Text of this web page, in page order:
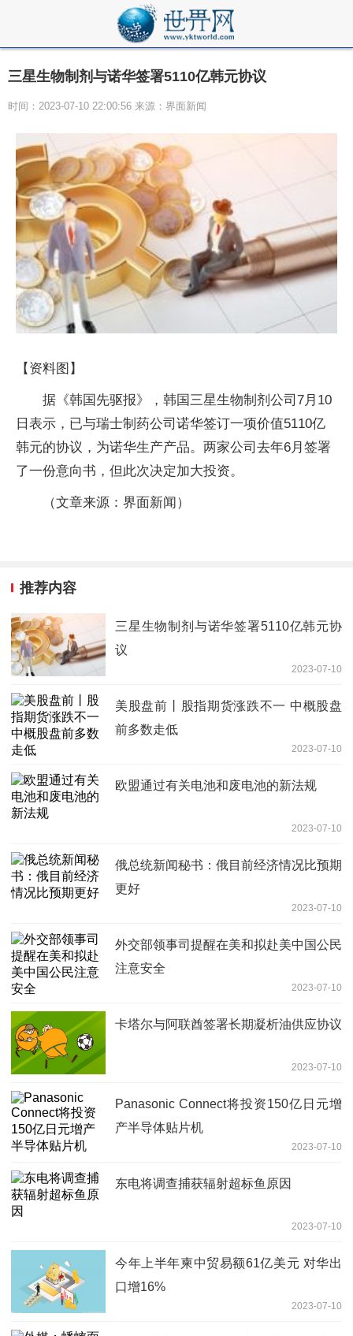
三星生物制剂与诺华签署5110亿韩元协议
时间：2023-07-10 22:00:56 来源：界面新闻
【资料图】
据《韩国先驱报》，韩国三星生物制剂公司7月10
日表示，已与瑞士制药公司诺华签订一项价值5110亿
韩元的协议，为诺华生产产品。两家公司去年6月签署
了一份意向书，但此次决定加大投资。
（文章来源：界面新闻）
推荐内容
三星生物制剂与诺华签署5110亿韩元协
议
2023-07-10
美股盘前丨股指期货涨跌不一 中概股盘
前多数走低
2023-07-10
欧盟通过有关电池和废电池的新法规
2023-07-10
俄总统新闻秘书：俄目前经济情况比预期
更好
2023-07-10
外交部领事司提醒在美和拟赴美中国公民
注意安全
2023-07-10
卡塔尔与阿联酋签署长期凝析油供应协议
2023-07-10
Panasonic Connect将投资150亿日元增
产半导体贴片机
2023-07-10
东电将调查捕获辐射超标鱼原因
2023-07-10
今年上半年柬中贸易额61亿美元 对华出
口增16%
2023-07-10